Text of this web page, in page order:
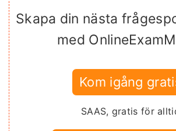
Skapa din nästa
med
Kom igång
SAAS, gratis för